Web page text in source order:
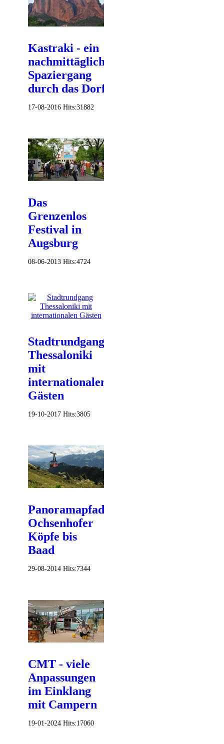
Kastraki - ein
nachmittäglicher
Spaziergang
durch das Dorf?
17-08-2016 Hits:31882
Das
Grenzenlos
Festival in
Augsburg
08-06-2013 Hits:4724
Stadtrundgang
Thessaloniki
mit
internationalen
Gästen
19-10-2017 Hits:3805
Panoramapfad
Ochsenhofer
Köpfe bis
Baad
29-08-2014 Hits:7344
CMT - viele
Anpassungen
im Einklang
mit Campern
19-01-2024 Hits:17060